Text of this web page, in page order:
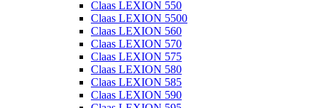
Claas LEXION 550
Claas LEXION 5500
Claas LEXION 560
Claas LEXION 570
Claas LEXION 575
Claas LEXION 580
Claas LEXION 585
Claas LEXION 590